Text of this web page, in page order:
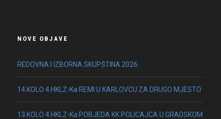
NOVE OBJAVE
REDOVNA I IZBORNA SKUPŠTINA 2026.
14.KOLO 4.HKLZ-Ka REMI U KARLOVCU ZA DRUGO MJESTO
13.KOLO 4.HKLZ-Ka POBJEDA KK POLICAJCA U GRADSKOM